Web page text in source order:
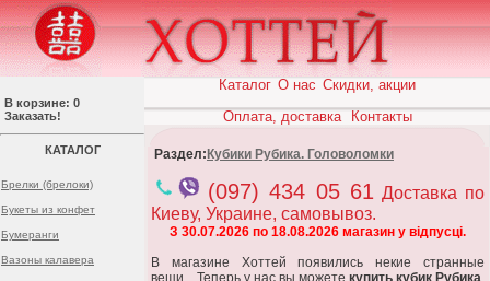
В корзине: 0
Заказать!
КАТАЛОГ
Брелки (брелоки)
Букеты из конфет
Бумеранги
Вазоны калавера
Каталог О нас Скидки, акции
Оплата, доставка
Контакты
Раздел: Кубики Рубика. Головоломки
(097) 434 05 61 Доставка по
Киеву, Украине, самовывоз.
З 30.07.2026 по 18.08.2026 магазин у відпусці.
В магазине Хоттей появились некие странные
вещи... Теперь у нас вы можете купить кубик Рубика.